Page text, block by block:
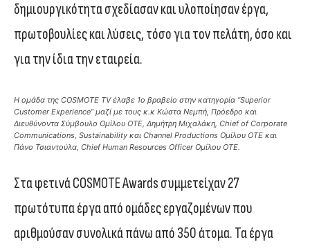
δημιουργικότητα σχεδίασαν και υλοποίησαν έργα,
πρωτοβουλίες και λύσεις, τόσο για τον πελάτη, όσο και
για την ίδια την εταιρεία.
H ομάδα της COSMOTE TV έλαβε 1o βραβείο στην κατηγορία “Superior
Customer Experience” μαζί με τους κ.κ Κώστα Νεμπή, Πρόεδρο και
Διευθύνοντα Σύμβουλο Ομίλου ΟΤΕ, Δημήτρη Μιχαλάκη, Chief of Corporate
Communications, Sustainability και Channel Productions Ομίλου ΟΤΕ και
Πάνο Τσιαντούλα, Chief Human Resources Officer Ομίλου ΟΤΕ.
Στα φετινά COSMOTE Awards συμμετείχαν 27
πρωτότυπα έργα από ομάδες εργαζομένων που
αριθμούσαν συνολικά πάνω από 350 άτομα. Τα έργα